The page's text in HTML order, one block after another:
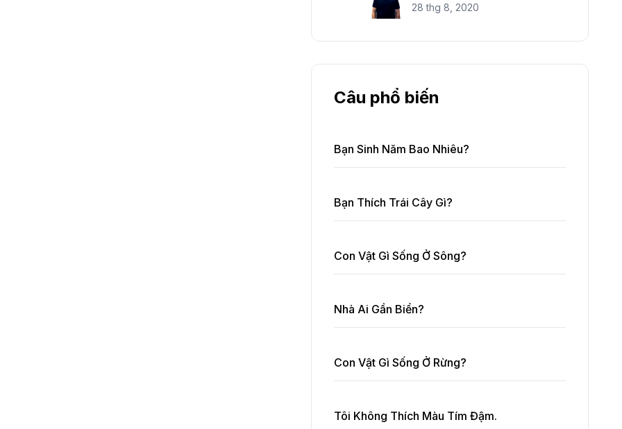
28 thg 8, 2020
Câu phổ biến
Bạn Sinh Năm Bao Nhiêu?
Bạn Thích Trái Cây Gì?
Con Vật Gì Sống Ở Sông?
Nhà Ai Gần Biển?
Con Vật Gì Sống Ở Rừng?
Tôi Không Thích Màu Tím Đậm.